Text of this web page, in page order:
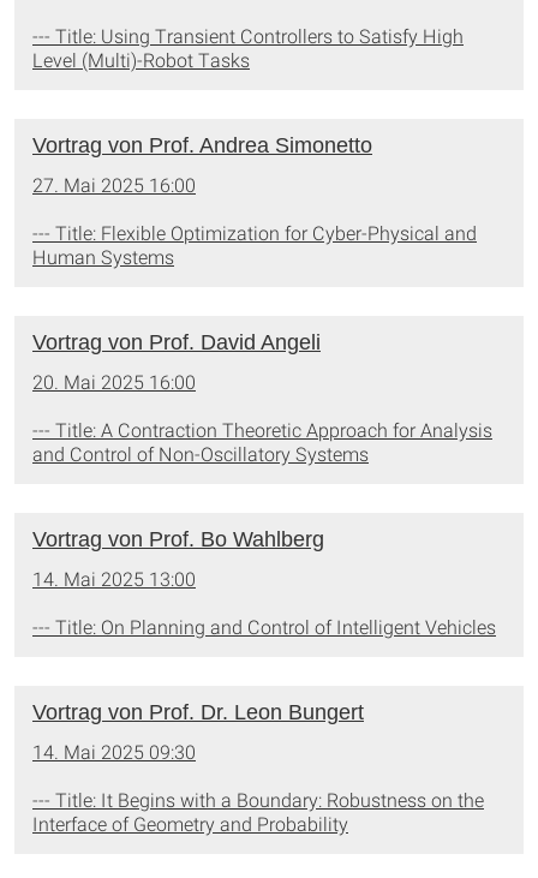
--- Title: Using Transient Controllers to Satisfy High
Level (Multi)-Robot Tasks
Vortrag von Prof. Andrea Simonetto
27. Mai 2025 16:00
--- Title: Flexible Optimization for Cyber-Physical and
Human Systems
Vortrag von Prof. David Angeli
20. Mai 2025 16:00
--- Title: A Contraction Theoretic Approach for Analysis
and Control of Non-Oscillatory Systems
Vortrag von Prof. Bo Wahlberg
14. Mai 2025 13:00
--- Title: On Planning and Control of Intelligent Vehicles
Vortrag von Prof. Dr. Leon Bungert
14. Mai 2025 09:30
--- Title: It Begins with a Boundary: Robustness on the
Interface of Geometry and Probability